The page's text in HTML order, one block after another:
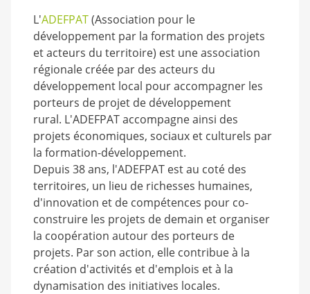
L'ADEFPAT(Association pour le
développement par la formation des projets
et acteurs du territoire) est une association
régionale créée par des acteurs du
développement local pour accompagner les
porteurs de projet de développement
rural. L'ADEFPAT accompagne ainsi des
projets économiques, sociaux et culturels par
la formation-développement.
Depuis 38 ans, l'ADEFPAT est au coté des
territoires, un lieu de richesses humaines,
d'innovation et de compétences pour co-
construire les projets de demain et organiser
la coopération autour des porteurs de
projets. Par son action, elle contribue à la
création d'activités et d'emplois et à la
dynamisation des initiatives locales.